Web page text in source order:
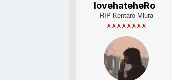
lovehateheRo
RIP Kentaro Miura